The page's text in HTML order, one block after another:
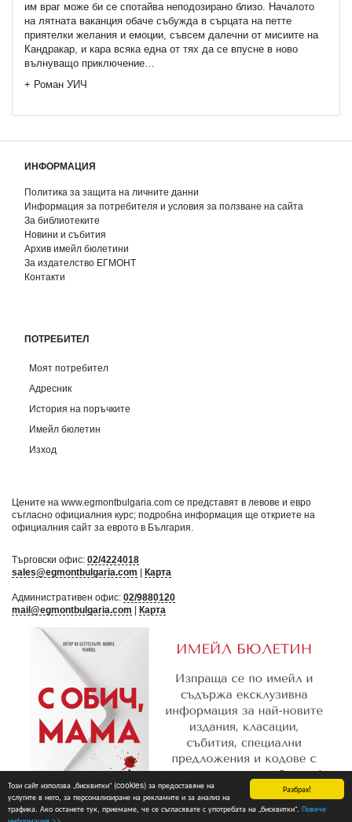
Разбрах!
Този сайт използва „бисквитки“ (cookies) за предоставяне на
услугите в него, за персонализиране на рекламите и за анализ на
трафика. Ако останете тук, приемаме, че се съгласявате с употребата на „бисквитки“. Повече
им враг може би се спотайва неподозирано близо. Началото
на лятната ваканция обаче събужда в сърцата на петте
приятелки желания и емоции, съвсем далечни от мисиите на
Кандракар, и кара всяка една от тях да се впусне в ново
вълнуващо приключение…
+ Роман УИЧ
ИНФОРМАЦИЯ
Политика за защита на личните данни
Информация за потребителя и условия за ползване на сайта
За библиотеките
Новини и събития
Архив имейл бюлетини
За издателство ЕГМОНТ
Контакти
ПОТРЕБИТЕЛ
Моят потребител
Адресник
История на поръчките
Имейл бюлетин
Изход
Цените на www.egmontbulgaria.com се представят в левове и евро
съгласно официалния курс; подробна информация ще откриете на
официалния сайт за еврото в България
Търговски офис: 02/4224018
sales@egmontbulgaria.com
Карта
Административен офис: 02/9880120
mail@egmontbulgaria.com
Карта